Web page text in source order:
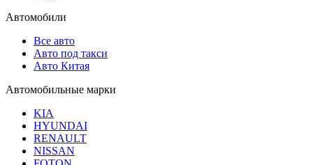
Автомобили
Все авто
Авто под такси
Авто Китая
Автомобильные марки
KIA
HYUNDAI
RENAULT
NISSAN